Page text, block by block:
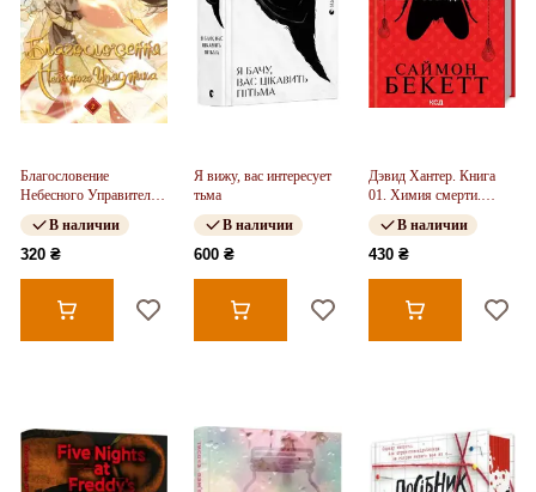
Благословение
Небесного Управителя.
Том 2
В наличии
320 ₴
Я вижу, вас интересует
тьма
В наличии
600 ₴
Дэвид Хантер. Книга
01. Химия смерти.
Первое расследование
В наличии
430 ₴